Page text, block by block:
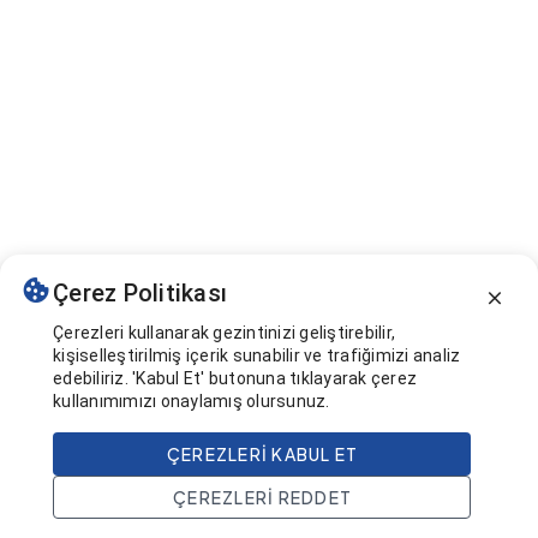
Ana Sayfa Ara Projeler Hesap
Çerez Politikası
Çerezleri kullanarak gezintinizi geliştirebilir,
kişiselleştirilmiş içerik sunabilir ve trafiğimizi analiz
edebiliriz. 'Kabul Et' butonuna tıklayarak çerez
kullanımımızı onaylamış olursunuz.
ÇEREZLERI KABUL ET
ÇEREZLERI REDDET